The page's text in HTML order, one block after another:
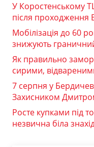
У Коростенському
після проходження
Мобілізація до 60
знижують
Як правильно
сирими,
7 серпня у
Захисником
Росте купками під
незвична біла